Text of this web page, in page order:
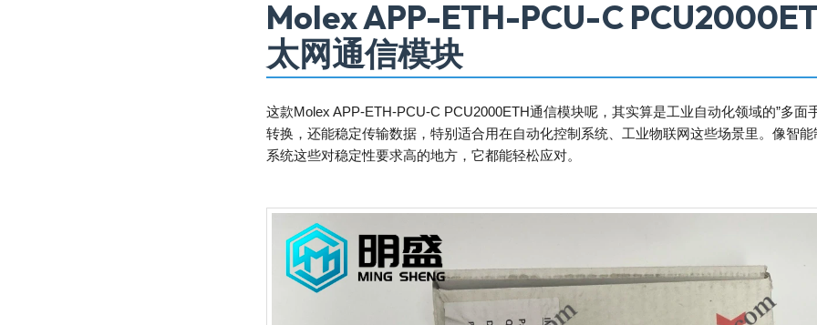
Molex APP-ETH-PCU-C
太网通信模块
这款Molex APP-ETH-PCU-C PCU2000ETH通信模块呢，其实算是工业自动化领域的”多面
转换，还能稳定传输数据，特别适合用在自动化控制系统、工业物联网这些场景里。像智
系统这些对稳定性要求高的地方，它都能轻松应对。